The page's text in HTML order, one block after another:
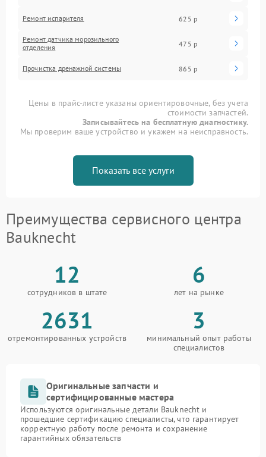
Ремонт испарителя 625 р
Ремонт датчика морозильного
отделения
475 р
Прочистка дренажной системы 865 р
Цены в прайс-листе указаны ориентировочные, без учета
стоимости запчастей.
Записывайтесь на бесплатную диагностику.
Мы проверим ваше устройство и укажем на неисправность.
Показать все услуги
Преимущества сервисного центра
Bauknecht
12
сотрудников в штате
6
лет на рынке
2631
отремонтированных устройств
3
минимальный опыт работы
специалистов
Оригинальные запчасти и
сертифицированные мастера
Используются оригинальные детали Bauknecht и
прошедшие сертификацию специалисты, что гарантирует
корректную работу после ремонта и сохранение
гарантийных обязательств